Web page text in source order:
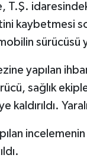
T.Ş.
kaybetmesi
sürücüsü
yapılan
sağlık
kaldırıldı.